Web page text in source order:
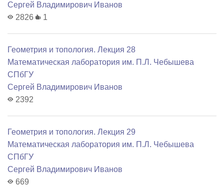
Сергей Владимирович Иванов
2826
1
Геометрия и топология. Лекция 28
Математичеcкая лаборатория им. П.Л. Чебышева
СПбГУ
Сергей Владимирович Иванов
2392
Геометрия и топология. Лекция 29
Математичеcкая лаборатория им. П.Л. Чебышева
СПбГУ
Сергей Владимирович Иванов
669